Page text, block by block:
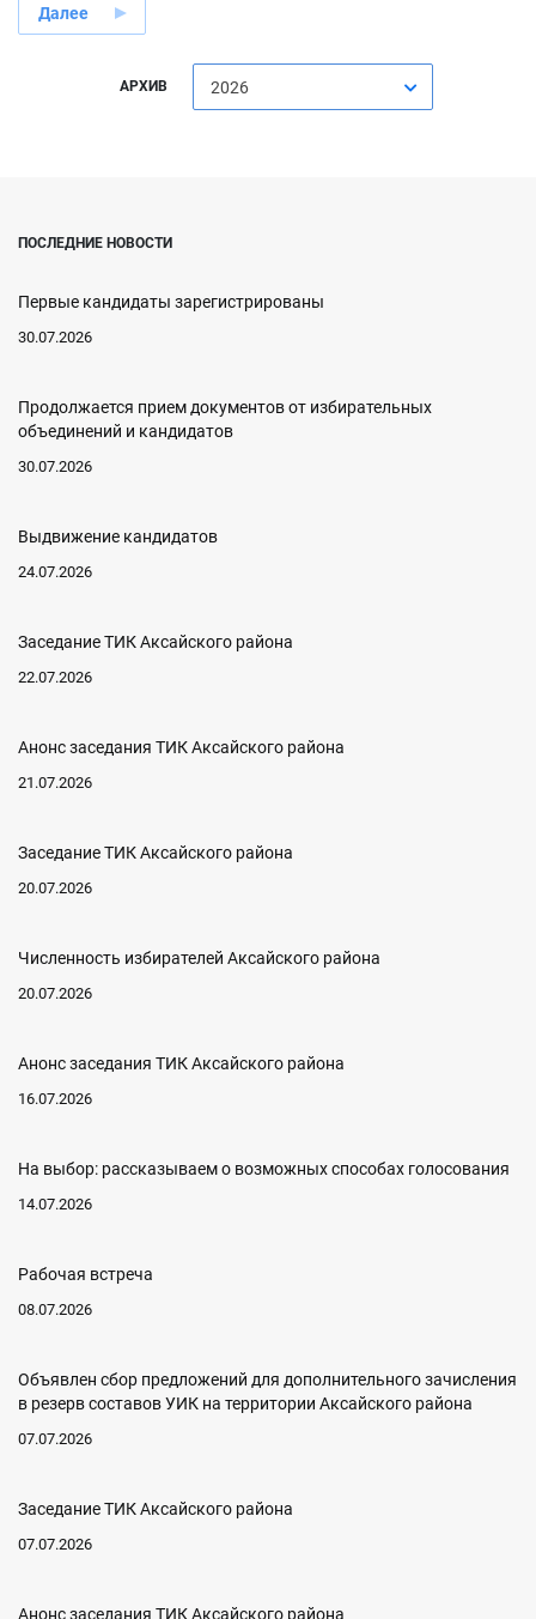
Далее
АРХИВ 2026
ПОСЛЕДНИЕ НОВОСТИ
Первые кандидаты зарегистрированы
30.07.2026
Продолжается прием документов от избирательных
объединений и кандидатов
30.07.2026
Выдвижение кандидатов
24.07.2026
Заседание ТИК Аксайского района
22.07.2026
Анонс заседания ТИК Аксайского района
21.07.2026
Заседание ТИК Аксайского района
20.07.2026
Численность избирателей Аксайского района
20.07.2026
Анонс заседания ТИК Аксайского района
16.07.2026
На выбор: рассказываем о возможных способах голосования
14.07.2026
Рабочая встреча
08.07.2026
Объявлен сбор предложений для дополнительного зачисления
в резерв составов УИК на территории Аксайского района
07.07.2026
Заседание ТИК Аксайского района
07.07.2026
Анонс заседания ТИК Аксайского района